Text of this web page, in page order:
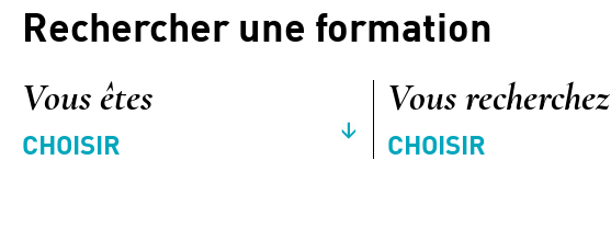
Rechercher une formation
Vous êtes Vous recherchez